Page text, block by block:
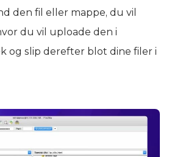
den fil eller mappe, du vil
du vil uploade den i
og slip derefter blot dine filer i